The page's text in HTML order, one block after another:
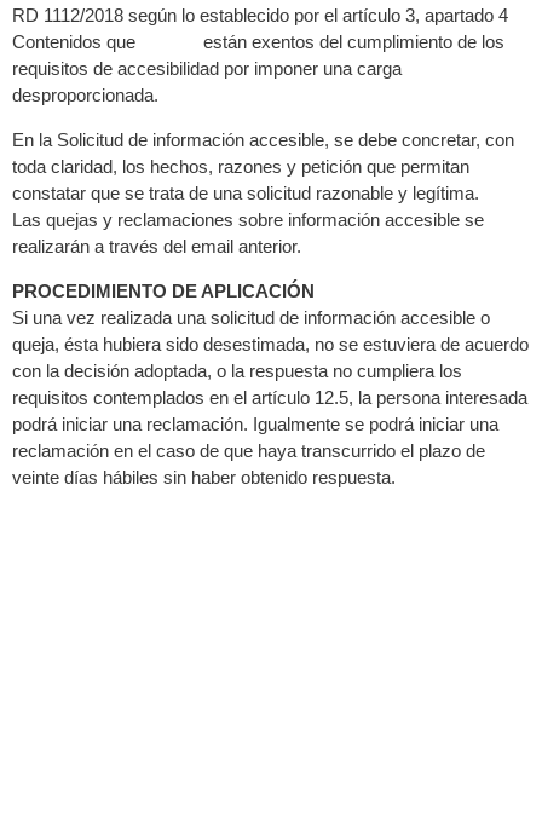
RD 1112/2018 según lo establecido por el artículo 3, apartado 4
Contenidos que están exentos del cumplimiento de los
requisitos de accesibilidad por imponer una carga
desproporcionada.
En la Solicitud de información accesible, se debe concretar, con
toda claridad, los hechos, razones y petición que permitan
constatar que se trata de una solicitud razonable y legítima.
Las quejas y reclamaciones sobre información accesible se
realizarán a través del email anterior.
PROCEDIMIENTO DE APLICACIÓN
Si una vez realizada una solicitud de información accesible o
queja, ésta hubiera sido desestimada, no se estuviera de acuerdo
con la decisión adoptada, o la respuesta no cumpliera los
requisitos contemplados en el artículo 12.5, la persona interesada
podrá iniciar una reclamación. Igualmente se podrá iniciar una
reclamación en el caso de que haya transcurrido el plazo de
veinte días hábiles sin haber obtenido respuesta.